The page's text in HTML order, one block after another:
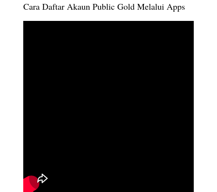
Cara Daftar Akaun Public Gold Melalui Apps